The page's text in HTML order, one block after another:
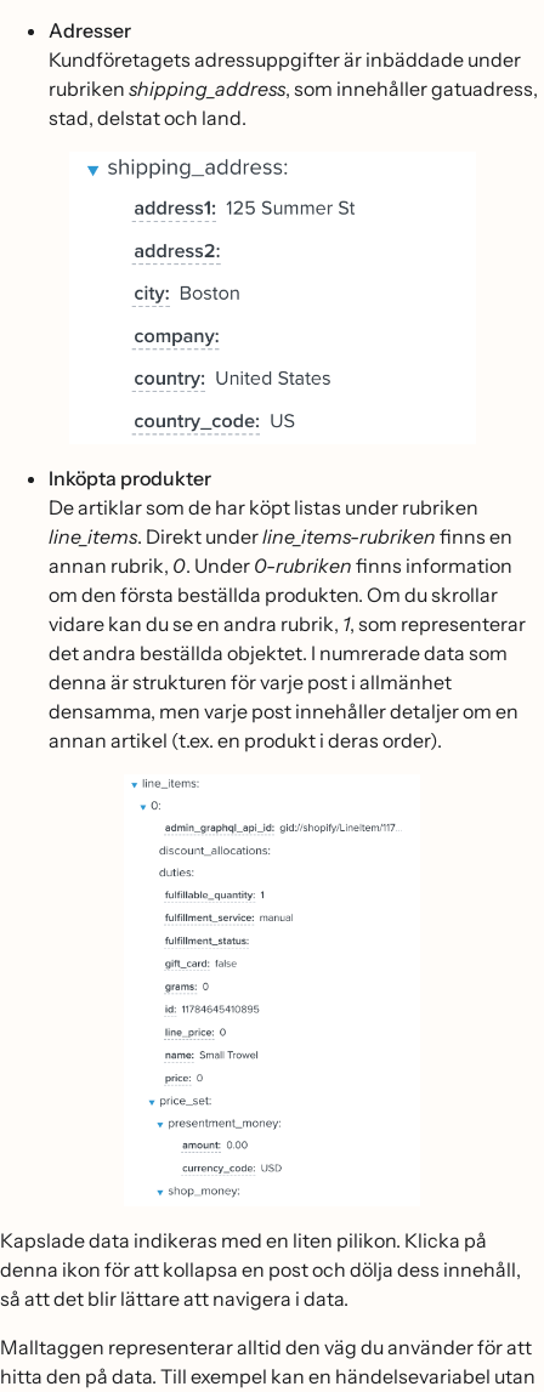
Adresser
Kundföretagets adressuppgifter är inbäddade under
rubriken shipping_address, som innehåller gatuadress,
stad, delstat och land.
Inköpta produkter
De artiklar som de har köpt listas under rubriken
line_items. Direkt underline_items-rubriken finns en
annan rubrik, 0. Under 0-rubriken finns information
om den första beställda produkten. Om du skrollar
vidare kan du se en andra rubrik, 1, som representerar
det andra beställda objektet. I numrerade data som
denna är strukturen för varje post i allmänhet
densamma, men varje post innehåller detaljer om en
annan artikel (t.ex. en produkt i deras order).
Kapslade data indikeras med en liten pilikon. Klicka på
denna ikon för att kollapsa en post och dölja dess innehåll,
så att det blir lättare att navigera i data.
Malltaggen representerar alltid den väg du använder för att
hitta den på data. Till exempel kan en händelsevariabel utan